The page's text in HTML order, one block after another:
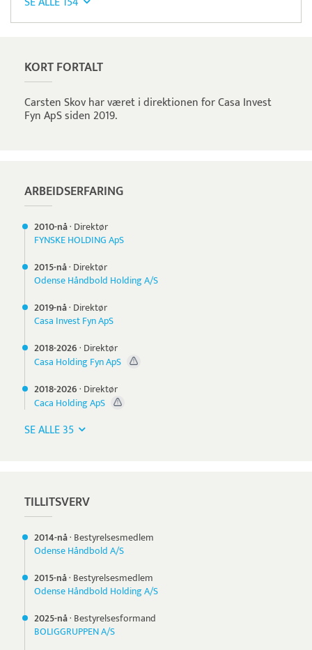
KORT FORTALT
Carsten Skov har været i direktionen for Casa Invest
Fyn ApS siden 2019.
ARBEIDSERFARING
2010-nå· Direktør
FYNSKE HOLDING ApS
2015-nå· Direktør
Odense Håndbold Holding A/S
2019-nå· Direktør
Casa Invest Fyn ApS
2018-2026· Direktør
Casa Holding Fyn ApS
2018-2026· Direktør
Caca Holding ApS
SE ALLE 35
TILLITSVERV
2014-nå· Bestyrelsesmedlem
Odense Håndbold A/S
2015-nå· Bestyrelsesmedlem
Odense Håndbold Holding A/S
2025-nå· Bestyrelsesformand
BOLIGGRUPPEN A/S